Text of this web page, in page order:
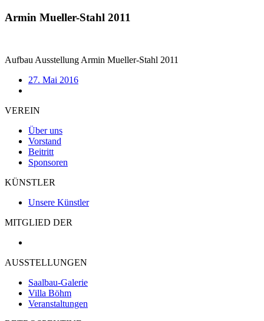
Armin Mueller-Stahl 2011
Aufbau Ausstellung Armin Mueller-Stahl 2011
27. Mai 2016
VEREIN
Über uns
Vorstand
Beitritt
Sponsoren
KÜNSTLER
Unsere Künstler
MITGLIED DER
AUSSTELLUNGEN
Saalbau-Galerie
Villa Böhm
Veranstaltungen